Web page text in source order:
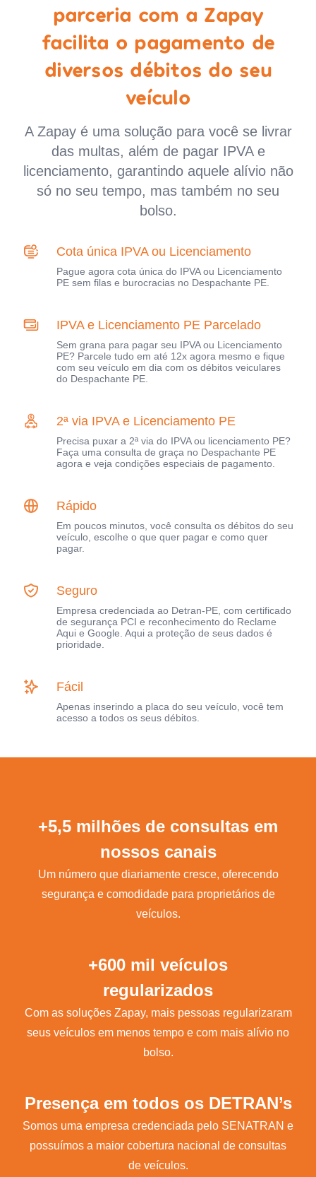
parceria com a Zapay
facilita o pagamento de
diversos débitos do seu
veículo
A Zapay é uma solução para você se livrar
das multas, além de pagar IPVA e
licenciamento, garantindo aquele alívio não
só no seu tempo, mas também no seu
bolso.
Cota única IPVA ou Licenciamento
Pague agora cota única do IPVA ou Licenciamento
PE sem filas e burocracias no Despachante PE.
IPVA e Licenciamento PE Parcelado
Sem grana para pagar seu IPVA ou Licenciamento
PE? Parcele tudo em até 12x agora mesmo e fique
com seu veículo em dia com os débitos veiculares
do Despachante PE.
2ª via IPVA e Licenciamento PE
Precisa puxar a 2ª via do IPVA ou licenciamento PE?
Faça uma consulta de graça no Despachante PE
agora e veja condições especiais de pagamento.
Rápido
Em poucos minutos, você consulta os débitos do seu
veículo, escolhe o que quer pagar e como quer
pagar.
Seguro
Empresa credenciada ao Detran-PE, com certificado
de segurança PCI e reconhecimento do Reclame
Aqui e Google. Aqui a proteção de seus dados é
prioridade.
Fácil
Apenas inserindo a placa do seu veículo, você tem
acesso a todos os seus débitos.
+5,5 milhões de consultas em
nossos canais
Um número que diariamente cresce, oferecendo
segurança e comodidade para proprietários de
veículos.
+600 mil veículos
regularizados
Com as soluções Zapay, mais pessoas regularizaram
seus veículos em menos tempo e com mais alívio no
bolso.
Presença em todos os DETRAN’s
Somos uma empresa credenciada pelo SENATRAN e
possuímos a maior cobertura nacional de consultas
de veículos.